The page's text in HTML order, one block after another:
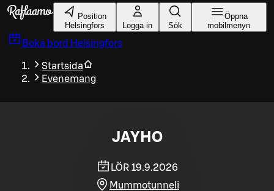
Gå till huvudinnehållet
Position
Helsingfors
Logga in Sök
Öppna
mobilmenyn
Boka bord Helsingfors
Startsida
Evenemang
JAYHO
LÖR 19.9.2026
Mummotunneli